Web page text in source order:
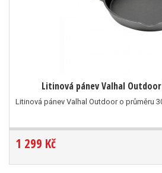
Litinová pánev Valhal
Litinová pánev Valhal Outdoor o průměru
1 299 Kč